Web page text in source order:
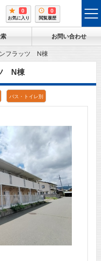
0
お気に入り
0
閲覧履歴
お問い合わせ
フラッツ N棟
N棟
バス・トイレ別